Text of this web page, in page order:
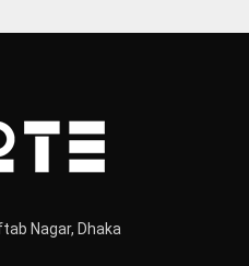
Nagar, Dhaka